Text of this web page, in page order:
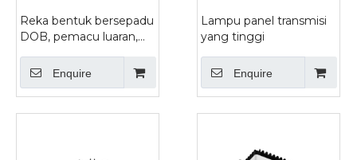
Reka bentuk bersepadu
DOB, pemacu luaran,
Enquire
Lampu panel transmisi
yang tinggi
Enquire